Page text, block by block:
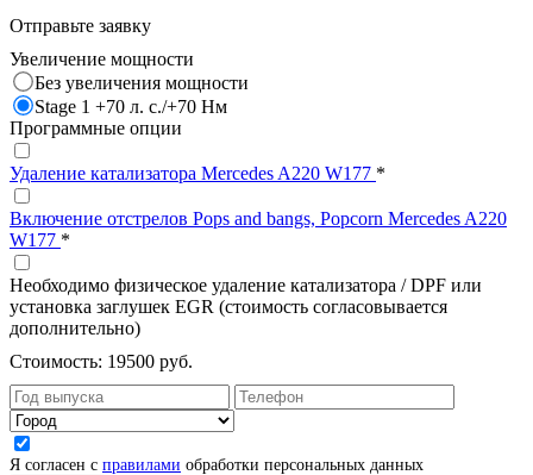
Отправьте заявку
Увеличение мощности
Без увеличения мощности
Stage 1 +70 л. с./+70 Нм
Программные опции
Удаление катализатора Mercedes A220 W177 *
Включение отстрелов Pops and bangs, Popcorn Mercedes A220
W177 *
Необходимо физическое удаление катализатора / DPF или
установка заглушек EGR (стоимость согласовывается
дополнительно)
Стоимость: 19500 руб.
Я согласен с правилами обработки персональных данных